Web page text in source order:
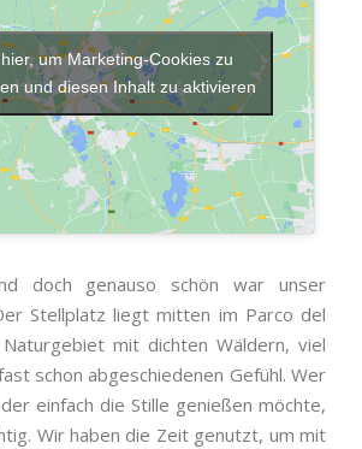
um Marketing-Cookies zu
und diesen Inhalt zu aktivieren
doch genauso schön war unser
Stellplatz liegt mitten im Parco del
Naturgebiet mit dichten Wäldern, viel
schon abgeschiedenen Gefühl. Wer
einfach die Stille genießen möchte,
Wir haben die Zeit genutzt, um mit